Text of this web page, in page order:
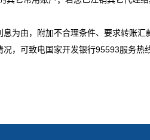
息为由，附加不合理条件、要求转账
况，可致电国家开发银行95593服务热